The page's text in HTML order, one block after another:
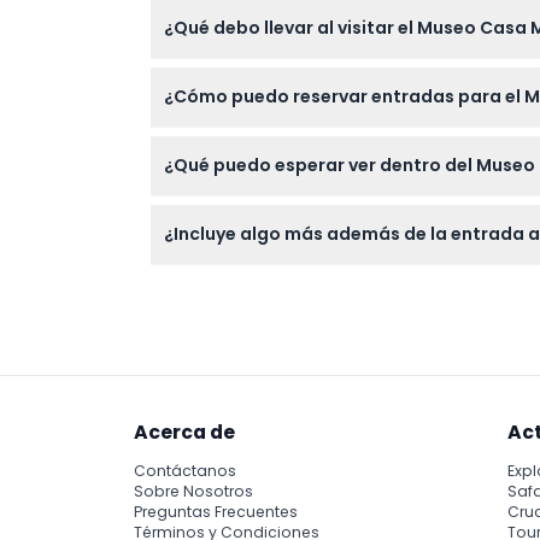
¿Qué debo llevar al visitar el Museo Casa
¿Cómo puedo reservar entradas para el
disponibilidad y seleccionar la fecha que
¿Qué puedo esperar ver dentro del Museo
espectáculos en el teatro holográfico y
¿Incluye algo más además de la entrada
Acerca de
Contáctanos
Sobre Nosotros
Preguntas Frecuentes
Términos y Condiciones